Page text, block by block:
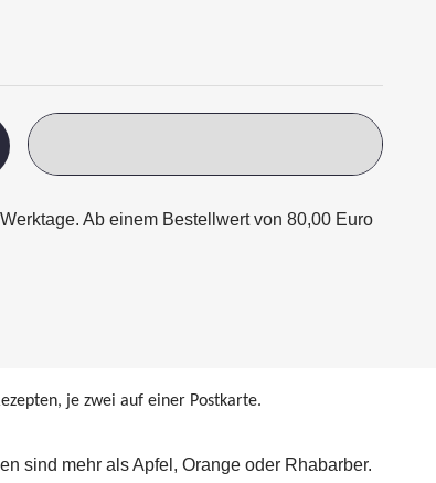
Ab einem Bestellwert von 80,00 Euro
je zwei auf einer Postkarte.
sind mehr als Apfel, Orange oder Rhabarber.